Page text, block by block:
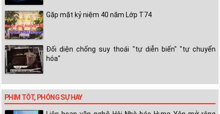
Gặp mặt kỷ niệm 40 năm Lớp T74
Đối diện chống suy thoái "tự diễn biến" "tự chuyển
hóa"
PHIM TỐT, PHÓNG SỰ HAY